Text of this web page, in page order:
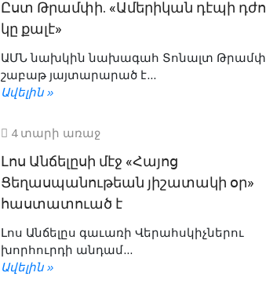
Ըստ Թրամփի. «Ամերիկան դէպի
կը քալէ»
ԱՄՆ նախկին նախագահ Տոնալտ Թրամփ
շաբաթ յայտարարած է...
Ավելին »
4 տարի առաջ
Լոս Անճելըսի մէջ «Հայոց
Ցեղասպանութեան յիշատակի օր»
հաստատուած է
Լոս Անճելըս գաւառի Վերահսկիչներու
խորհուրդի անդամ...
Ավելին »